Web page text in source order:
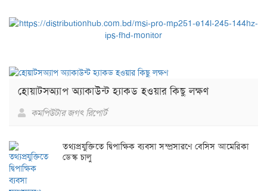
হোয়াটসঅ্যাপ অ্যাকাউন্ট হ্যাকড হওয়ার কিছু লক্ষণ
কমপিউটার জগৎ রিপোর্ট
তথ্যপ্রযুক্তিতে দ্বিপাক্ষিক ব্যবসা সম্প্রসারণে বেসিস আমেরিকা
ডেস্ক চালু